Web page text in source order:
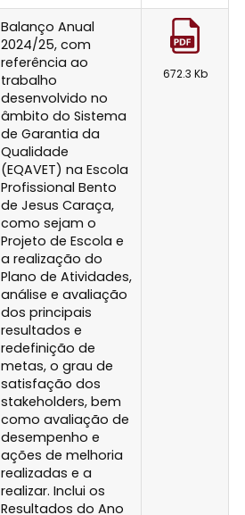
Balanço Anual
2024/25, com
referência ao
trabalho
desenvolvido no
âmbito do Sistema
de Garantia da
Qualidade
(EQAVET) na Escola
Profissional Bento
de Jesus Caraça,
como sejam o
Projeto de Escola e
a realização do
Plano de Atividades,
análise e avaliação
dos principais
resultados e
redefinição de
metas, o grau de
satisfação dos
stakeholders, bem
como avaliação de
desempenho e
ações de melhoria
realizadas e a
realizar. Inclui os
Resultados do Ano
672.3 Kb